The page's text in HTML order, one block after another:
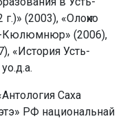
(2003), «Олоҥхо
Кюлюмнюр» (2006),
«История Усть-
Саха
РФ национальнай